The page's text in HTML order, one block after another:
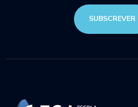
SUBSCREVER